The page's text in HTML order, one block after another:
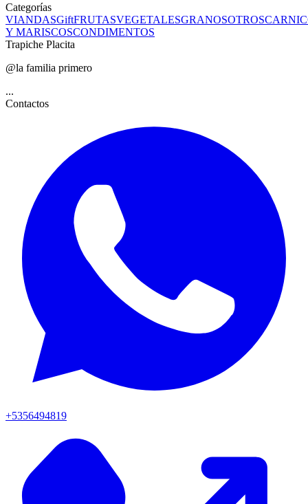
Categorías
VIANDASGiftFRUTASVEGETALESGRANOSOTROS
Y MARISCOSCONDIMENTOS
Trapiche Placita
@la familia primero
...
Contactos
+5356494819